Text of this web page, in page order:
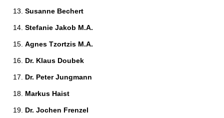
Susanne Bechert
Stefanie Jakob M.A.
Agnes Tzortzis M.A.
Dr. Klaus Doubek
Dr. Peter Jungmann
Markus Haist
Dr. Jochen Frenzel